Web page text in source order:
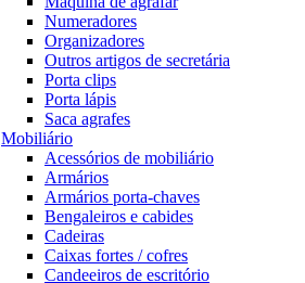
Numeradores
Organizadores
Outros artigos de secretária
Porta clips
Porta lápis
Saca agrafes
Mobiliário
Acessórios de mobiliário
Armários
Armários porta-chaves
Bengaleiros e cabides
Cadeiras
Caixas fortes / cofres
Candeeiros de escritório